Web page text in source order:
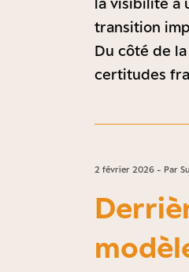
transition
Du côté de
certitudes
2 février 2026 - Par